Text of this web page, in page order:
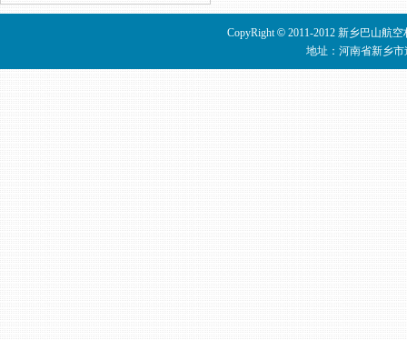
CopyRight©2011-2012 新乡巴山航
地址：河南省新乡